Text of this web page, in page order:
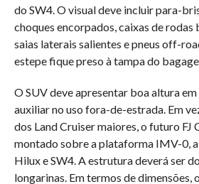
do SW4. O visual deve incluir para-
choques encorpados, caixas de rodas
saias laterais salientes e pneus off-
estepe fique preso à tampa do
O SUV deve apresentar boa altura
auxiliar no uso fora-de-estrada. Em
dos Land Cruiser maiores, o futuro FJ
montado sobre a plataforma IMV-0,
Hilux e SW4. A estrutura deverá ser
longarinas. Em termos de dimensões,